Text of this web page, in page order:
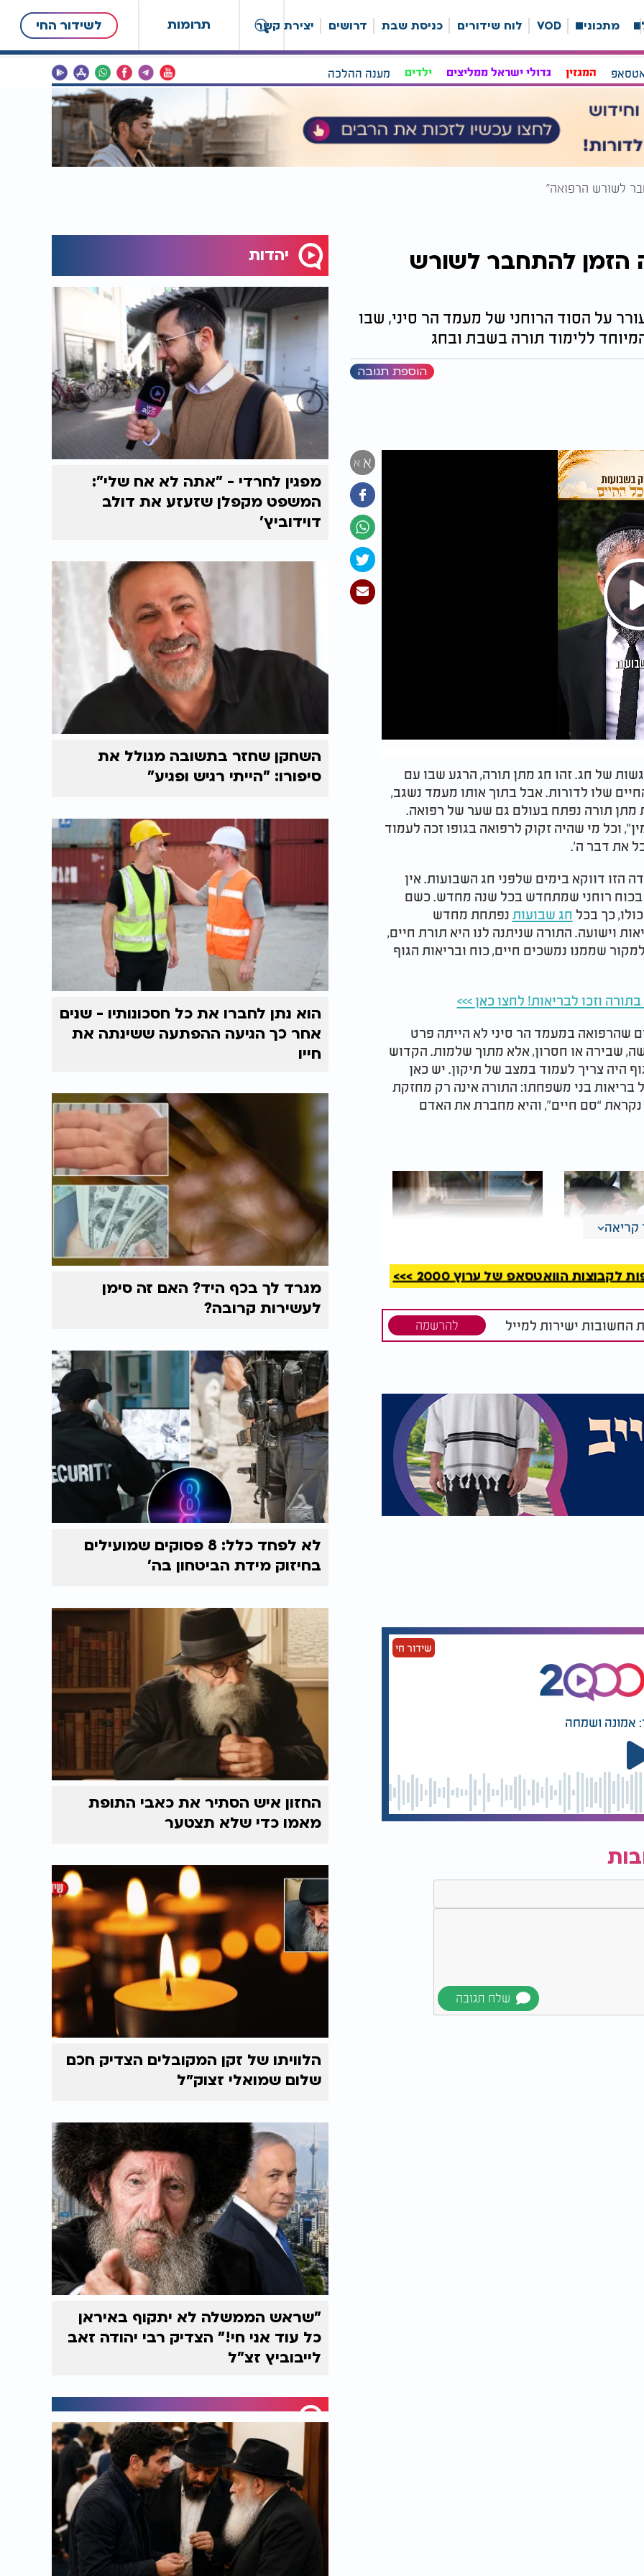
תרומות לשידור החי מתכונים VOD לוח שידורים כניסת שבת דרושים יצירת קשר
המגזין גדולי ישראל ממליצים ילדים מענה ההלכה
לשורש הרפואה"
הזמן להתחבר לשורש
על הסוד הרוחני של מעמד הר סיני, שבו
ללימוד תורה בשבת ובחג
הוספת תגובה
א א
של חג. זהו חג מתן תורה, הרגע שבו עם
שלו לדורות. אבל בתוך אותו מעמד נשגב,
מתן תורה נפתח בעולם גם שער של רפואה.
וכל מי שהיה זקוק לרפואה בגופו זכה לעמוד
את דבר ה’.
הזו דווקא בימים שלפני חג השבועות. אין
רוחני שמתחדש בכל שנה מחדש. כשם
כך בכל חג שבועות נפתחת מחדש
וישועה. התורה שניתנה לנו היא תורת חיים,
שממנו נמשכים חיים, כוח ובריאות הגוף
וזכו לבריאות! לחצו כאן >>>
שהרפואה במעמד הר סיני לא הייתה פרט
שבירה או חסרון, אלא מתוך שלמות. הקדוש
היה צריך לעמוד במצב של תיקון. יש כאן
בני משפחתו: התורה אינה רק מחזקת
“סם חיים”, והיא מחברת את האדם
חמש דקות ביום שיכולות
אינה רק תרומה, אלא שותפות בפועל בתורה
קדושת החג וקדושת התורה. כאשר אדם
בלבד, אלא נכנס פנימה ונעשה חלק מן התורה
וזכו לבריאות! לחצו כאן >>>
מיוחד בנוסח קדוש עם שמות קודש,
שמירה, בריאות ואמונה.
כולל “תורת עמרם”
- השאירו את פרטיכם:
הוואטסאפ של ערוץ 2000 >>>
החשובות ישירות למייל להרשמה
שידור חי
אמונה ושמחה
יהדות
מפגין לחרדי - "אתה לא אח שלי":
המשפט מקפלן שזעזע את דולב
דוידוביץ'
השחקן שחזר בתשובה מגולל את
סיפורו: "הייתי רגיש ופגיע"
הוא נתן לחברו את כל חסכונותיו - שנים
אחר כך הגיעה ההפתעה ששינתה את
חייו
מגרד לך בכף היד? האם זה סימן
לעשירות קרובה?
לא לפחד כלל: 8 פסוקים שמועילים
בחיזוק מידת הביטחון בה'
החזון איש הסתיר את כאבי התופת
מאמו כדי שלא תצטער
הלוויתו של זקן המקובלים הצדיק חכם
שלום שמואלי זצוק״ל
"שראש הממשלה לא יתקוף באיראן
כל עוד אני חי!" הצדיק רבי יהודה זאב
לייבוביץ זצ"ל